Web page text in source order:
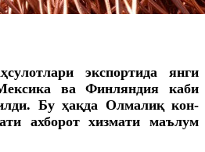
экспортида янги
ва Финляндия каби
Бу ҳақда Олмалиқ кон-
ахборот хизмати маълум